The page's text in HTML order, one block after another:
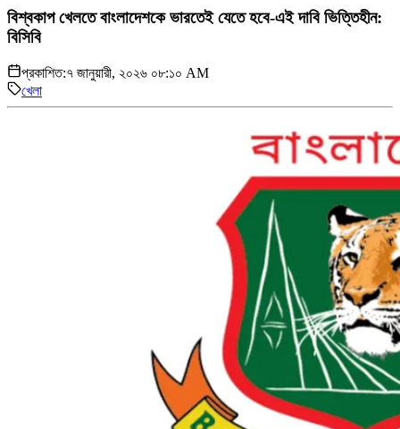
বিশ্বকাপ খেলতে বাংলাদেশকে ভারতেই যেতে হবে-এই দাবি ভিত্তিহীন:
বিসিবি
প্রকাশিত:৭ জানুয়ারী, ২০২৬ ০৮:১০ AM
খেলা